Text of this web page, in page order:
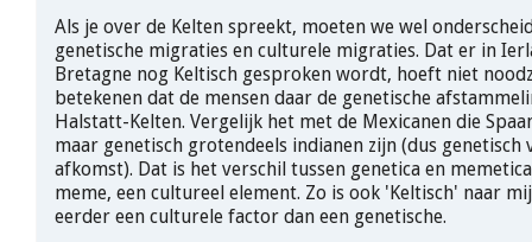
Als je over de Kelten spreekt, moeten we wel
genetische migraties en culturele migraties. Dat er in
Bretagne nog Keltisch gesproken wordt, hoeft niet
betekenen dat de mensen daar de genetische
Halstatt-Kelten. Vergelijk het met de Mexicanen die
maar genetisch grotendeels indianen zijn (dus genetisch
afkomst). Dat is het verschil tussen genetica en
meme, een cultureel element. Zo is ook 'Keltisch' naar
eerder een culturele factor dan een genetische.